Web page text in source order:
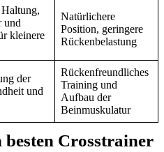
und
kleinere
Natürlichere
Position, geringere
Rückenbelastung
der
und
Rückenfreundliches
Training und
Aufbau der
Beinmuskulatur
Crosstrainer